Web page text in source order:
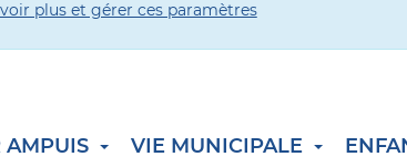
plus et gérer ces paramètres
AMPUIS VIE MUNICIPALE